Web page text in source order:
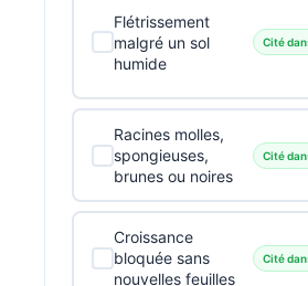
Flétrissement
malgré un sol
humide
Cité
Racines molles,
spongieuses,
brunes ou noires
Cité
Croissance
bloquée sans
nouvelles feuilles
Cité